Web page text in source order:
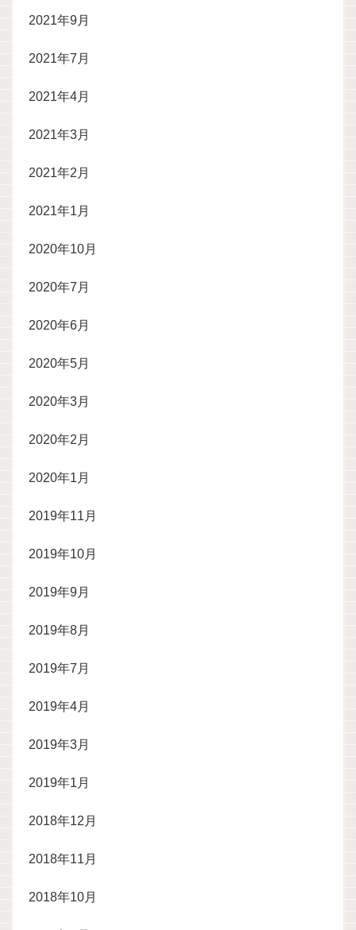
2021年9月
2021年7月
2021年4月
2021年3月
2021年2月
2021年1月
2020年10月
2020年7月
2020年6月
2020年5月
2020年3月
2020年2月
2020年1月
2019年11月
2019年10月
2019年9月
2019年8月
2019年7月
2019年4月
2019年3月
2019年1月
2018年12月
2018年11月
2018年10月